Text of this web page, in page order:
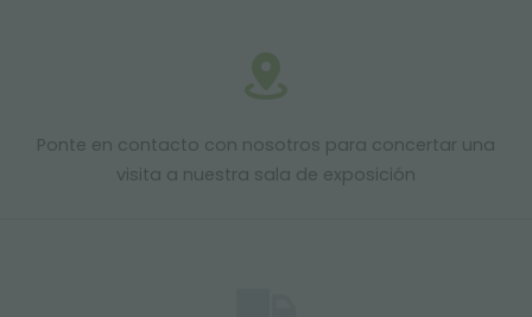
Ponte en contacto con nosotros para concertar una
visita a nuestra sala de exposición